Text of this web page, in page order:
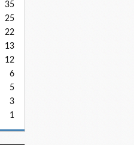
35
25
22
13
12
6
5
3
1